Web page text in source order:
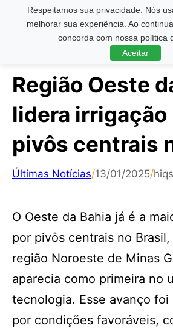
Respeitamos sua privacidade. Nós
melhorar sua experiência. Ao
concorda com nossa política
Aceitar
Pesquisar ...
Região Oeste
lidera irrigação
pivôs centrais
Últimas Notícias/13/01/2025/hiqs
O Oeste da Bahia já é a
por pivôs centrais no
região Noroeste de Minas
aparecia como primeira no
tecnologia. Esse avanço foi
por condições favoráveis,